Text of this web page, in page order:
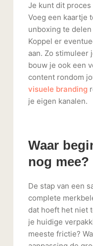
Je kunt dit
Voeg een kaartje
unboxing te
Koppel er
aan. Zo stimuleer
bouw je ook een
content rondom
visuele branding
je eigen kanalen.
Waar
nog mee?
De stap van een
complete
dat hoeft het niet
je huidige
meeste frictie?